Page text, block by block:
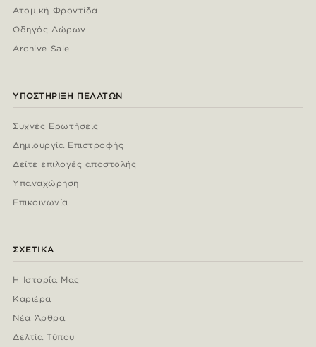
Ατομική Φροντίδα
Οδηγός Δώρων
Archive Sale
ΥΠΟΣΤΉΡΙΞΗ ΠΕΛΑΤΏΝ
Συχνές Ερωτήσεις
Δημιουργία Επιστροφής
Δείτε επιλογές αποστολής
Υπαναχώρηση
Επικοινωνία
ΣΧΕΤΙΚΆ
Η Ιστορία Μας
Καριέρα
Νέα Άρθρα
Δελτία Τύπου